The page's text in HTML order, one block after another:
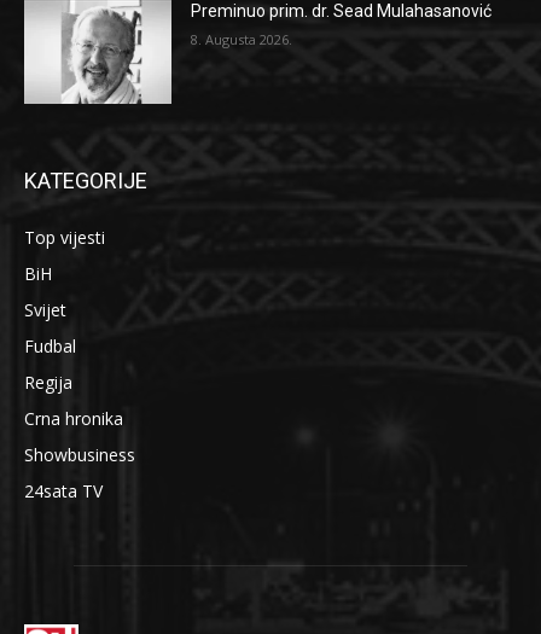
Preminuo prim. dr. Sead Mulahasanović
8. Augusta 2026.
KATEGORIJE
Top vijesti
BiH
Svijet
Fudbal
Regija
Crna hronika
Showbusiness
24sata TV